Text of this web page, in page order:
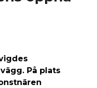
På plats